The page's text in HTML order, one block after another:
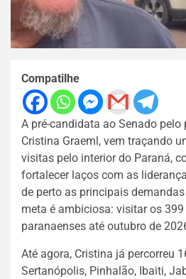
Compatilhe
A pré-candidata ao Senado pelo
Cristina Graeml, vem traçando
visitas pelo interior do Paraná,
fortalecer laços com as
de perto as principais
meta é ambiciosa: visitar os
paranaenses até outubro de
Até agora, Cristina já percorreu
Sertanópolis, Pinhalão, Ibaiti,